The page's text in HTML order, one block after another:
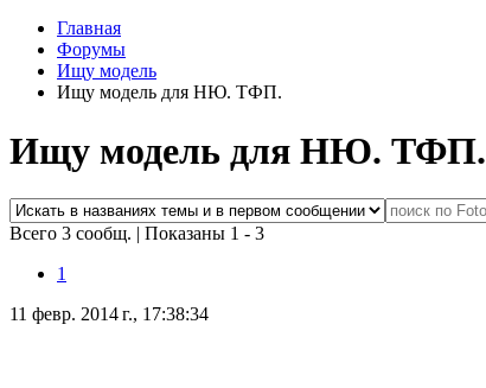
Главная
Форумы
Ищу модель
Ищу модель для НЮ. ТФП.
Ищу модель для НЮ. ТФП.
Всего 3 сообщ. | Показаны 1 - 3
1
11 февр. 2014 г., 17:38:34